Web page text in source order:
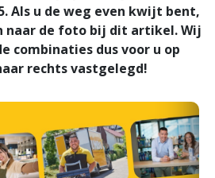
Als u de weg even kwijt bent,
naar de foto bij dit artikel. Wij
combinaties dus voor u op
rechts vastgelegd!